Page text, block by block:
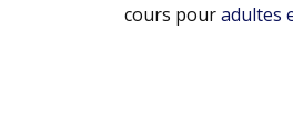
cours pouradultes